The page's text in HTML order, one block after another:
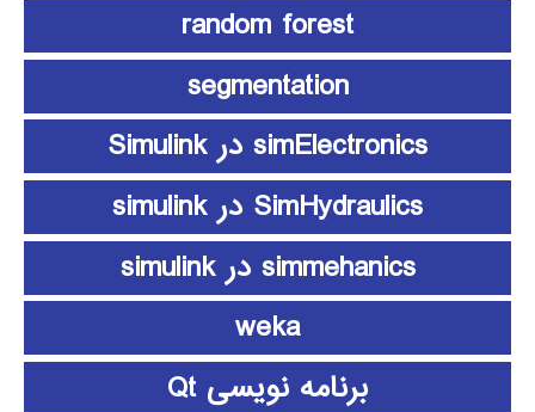
random forest
segmentation
simElectronics در Simulink
SimHydraulics در simulink
simmehanics در simulink
weka
برنامه نویسی Qt